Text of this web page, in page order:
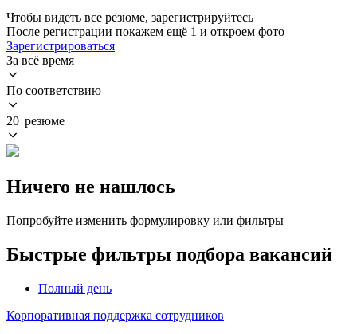
Чтобы видеть все резюме, зарегистрируйтесь
После регистрации покажем ещё 1 и откроем фото
Зарегистрироваться
За всё время
По соответствию
20 резюме
Ничего не нашлось
Попробуйте изменить формулировку или фильтры
Быстрые фильтры подбора вакансий
Полный день
Корпоративная поддержка сотрудников